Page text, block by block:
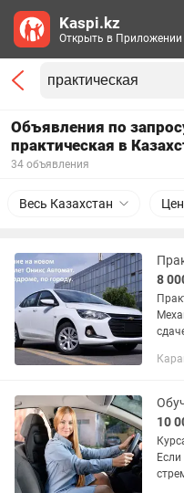
Объявления по
практическая в
34 объявления
Весь Казахстан
8
10
Kaspi.kz
Открыть в Приложении